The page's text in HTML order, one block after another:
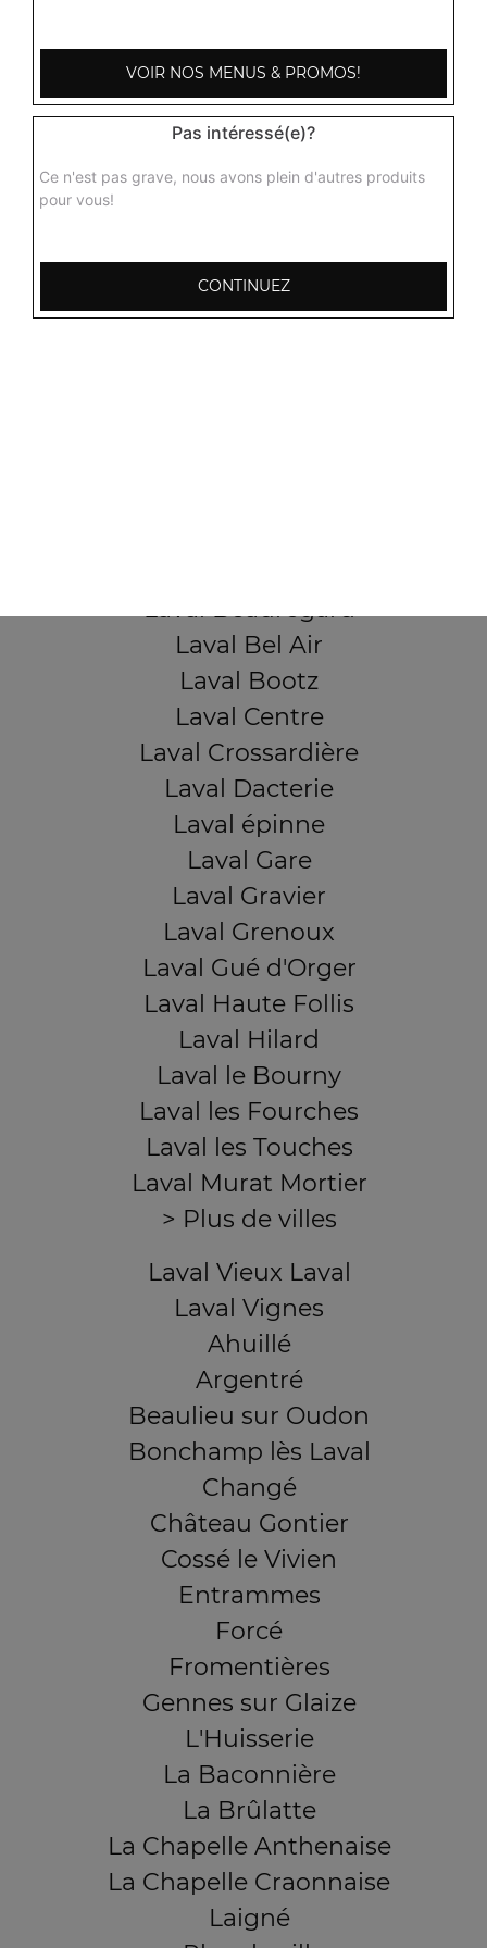
Laval Beauregard
Laval Bel Air
Laval Bootz
Laval Centre
Laval Crossardière
Laval Dacterie
Laval épinne
Laval Gare
Laval Gravier
Laval Grenoux
Laval Gué d'Orger
Laval Haute Follis
Laval Hilard
Laval le Bourny
Laval les Fourches
Laval les Touches
Laval Murat Mortier
> Plus de villes
Laval Vieux Laval
Laval Vignes
Ahuillé
Argentré
Beaulieu sur Oudon
Bonchamp lès Laval
Changé
Château Gontier
Cossé le Vivien
Entrammes
Forcé
Fromentières
Gennes sur Glaize
L'Huisserie
La Baconnière
La Brûlatte
La Chapelle Anthenaise
La Chapelle Craonnaise
Laigné
VOIR NOS MENUS & PROMOS!
Pas intéressé(e)?
Ce n'est pas grave, nous avons plein d'autres produits
pour vous!
CONTINUEZ